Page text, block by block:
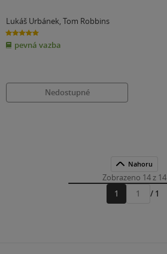
Lukáš Urbánek, Tom Robbins
5.0
z
5
hvězdiček
pevná vazba
Nedostupné
Nahoru
Zobrazeno 14 z 14
1
Přejít
/ 1